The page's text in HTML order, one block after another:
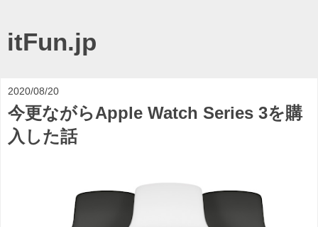
itFun.jp
2020/08/20
今更ながらApple Watch Series 3を購
入した話